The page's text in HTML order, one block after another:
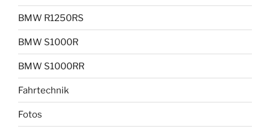
BMW R1250RS
BMW S1000R
BMW S1000RR
Fahrtechnik
Fotos